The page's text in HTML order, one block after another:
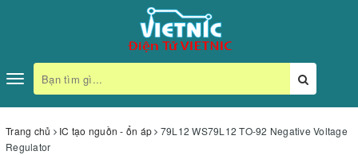
Toggle
navigation
Trang chủ IC tạo nguồn - ổn áp
79L12 WS79L12 TO-92 Negative Voltage
Regulator